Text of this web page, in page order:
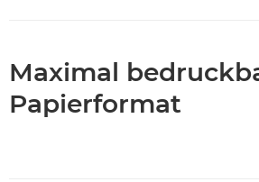
Maximal
Papierformat